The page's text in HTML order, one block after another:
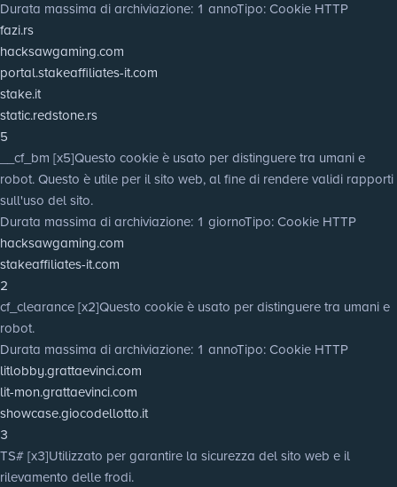
Durata massima di archiviazione: 1 annoTipo: Cookie HTTP
fazi.rs
hacksawgaming.com
portal.stakeaffiliates-it.com
stake.it
static.redstone.rs
5
__cf_bm [x5]Questo cookie è usato per distinguere tra umani e
robot. Questo è utile per il sito web, al fine di rendere validi rapporti
sull'uso del sito.
Durata massima di archiviazione: 1 giornoTipo: Cookie HTTP
hacksawgaming.com
stakeaffiliates-it.com
2
cf_clearance [x2]Questo cookie è usato per distinguere tra umani e
robot.
Durata massima di archiviazione: 1 annoTipo: Cookie HTTP
litlobby.grattaevinci.com
lit-mon.grattaevinci.com
showcase.giocodellotto.it
3
TS# [x3]Utilizzato per garantire la sicurezza del sito web e il
rilevamento delle frodi.